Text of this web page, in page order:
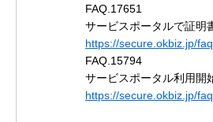
FAQ.17651
サービスポータルで証明書
https://secure.okbiz.jp/
FAQ.15794
サービスポータル利用開始
https://secure.okbiz.jp/